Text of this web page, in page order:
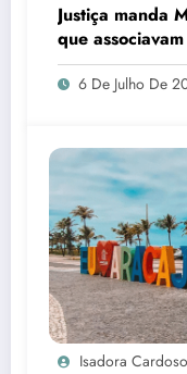
Justiça manda
que
corrupção e
6 De Julho De
Isadora